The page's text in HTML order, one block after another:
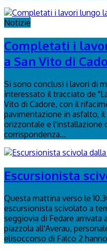
Notizie
Completati i
a San Vito di
Si sono conclusi i lavori di
interessato il tracciato de
Vito di Cadore, con il
pavimentazione in asfalto,
orizzontale e l'installazione
corrispondenza...
Escursionista
Questa mattina verso le
escursionista scivolato a
seggiovia di Fedare arrivata
piazzola all'Averau,
elisoccorso di Falco 2